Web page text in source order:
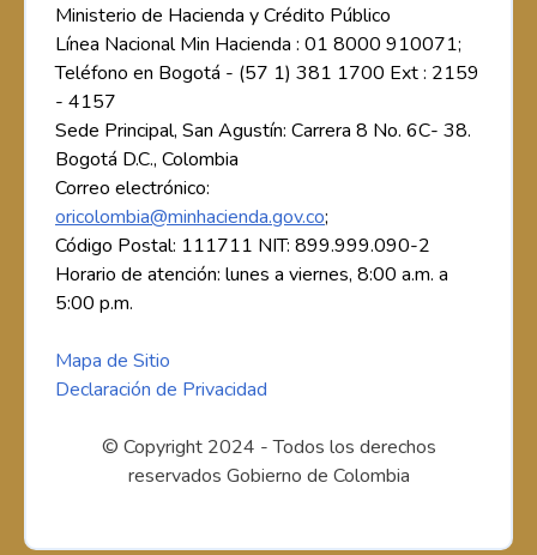
Ministerio de Hacienda y Crédito Público
Línea Nacional Min Hacienda : 01 8000 910071;
Teléfono en Bogotá - (57 1) 381 1700 Ext : 2159
- 4157
Sede Principal, San Agustín: Carrera 8 No. 6C- 38.
Bogotá D.C., Colombia
Correo electrónico:
oricolombia@minhacienda.gov.co;
Código Postal: 111711 NIT: 899.999.090-2
Horario de atención: lunes a viernes, 8:00 a.m. a
5:00 p.m.
Mapa de Sitio
Declaración de Privacidad
© Copyright 2024 - Todos los derechos
reservados Gobierno de Colombia